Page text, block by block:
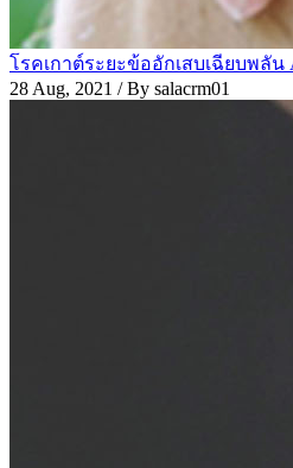
โรคเกาต์ระยะข้ออักเสบเฉียบพลัน
28 Aug, 2021 / By salacrm01